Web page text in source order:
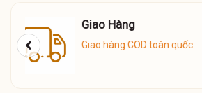
Tư vấn bán hàng
0388007336